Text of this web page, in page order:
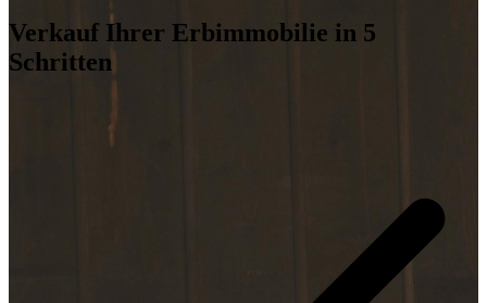
Verkauf Ihrer Erbimmobilie in 5
Schritten